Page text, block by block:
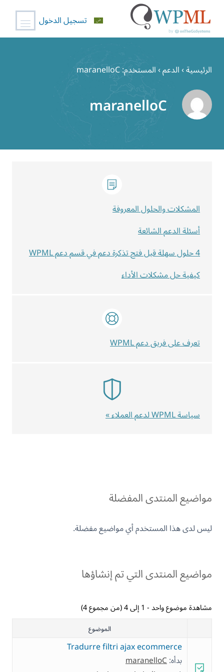
المحتوى
تسجيل الدخول
الرئيسية›الدعم›المستخدم: maranelloC
maranelloC
مواضيع المنتدى المفضلة
ليس لدى هذا المستخدم أي مواضيع مفضلة.
مواضيع المنتدى التي تم إنشاؤها
مشاهدة موضوع واحد - 1 إلى 4 (من مجموع 4)
الموضوع
Tradurre filtri ajax ecommerce
بدأه:maranelloC
المشكلات والحلول المعروفة
أسئلة الدعم الشائعة
4 حلول سهلة قبل فتح تذكرة دعم في قسم دعم WPML
كيفية حل مشكلات الأداء
تعرف على فريق دعم WPML
سياسة WPML لدعم العملاء »